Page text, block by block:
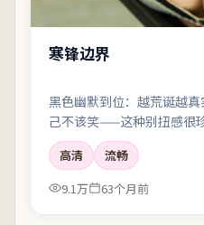
寒锋边界
黑色幽默到位：越荒诞越
己不该笑——这种别扭感很
高清
流畅
9.1万
63个月前